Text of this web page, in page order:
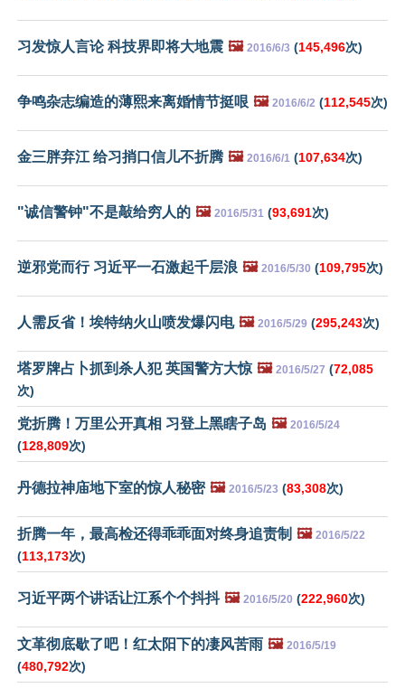
习发惊人言论 科技界即将大地震 🖼️ 2016/6/3 (145,496次)
争鸣杂志编造的薄熙来离婚情节挺哏 🖼️ 2016/6/2 (112,545次)
金三胖弃江 给习捎口信儿不折腾 🖼️ 2016/6/1 (107,634次)
"诚信警钟"不是敲给穷人的 🖼️ 2016/5/31 (93,691次)
逆邪党而行 习近平一石激起千层浪 🖼️ 2016/5/30 (109,795次)
人需反省！埃特纳火山喷发爆闪电 🖼️ 2016/5/29 (295,243次)
塔罗牌占卜抓到杀人犯 英国警方大惊 🖼️ 2016/5/27 (72,085
次)
党折腾！万里公开真相 习登上黑瞎子岛 🖼️ 2016/5/24
(128,809次)
丹德拉神庙地下室的惊人秘密 🖼️ 2016/5/23 (83,308次)
折腾一年，最高检还得乖乖面对终身追责制 🖼️ 2016/5/22
(113,173次)
习近平两个讲话让江系个个抖抖 🖼️ 2016/5/20 (222,960次)
文革彻底歇了吧！红太阳下的凄风苦雨 🖼️ 2016/5/19
(480,792次)